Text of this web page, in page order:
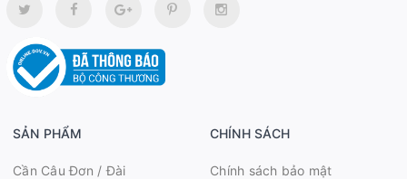
SẢN PHẨM
Cần Câu Đơn / Đài
CHÍNH SÁCH
Chính sách bảo mật